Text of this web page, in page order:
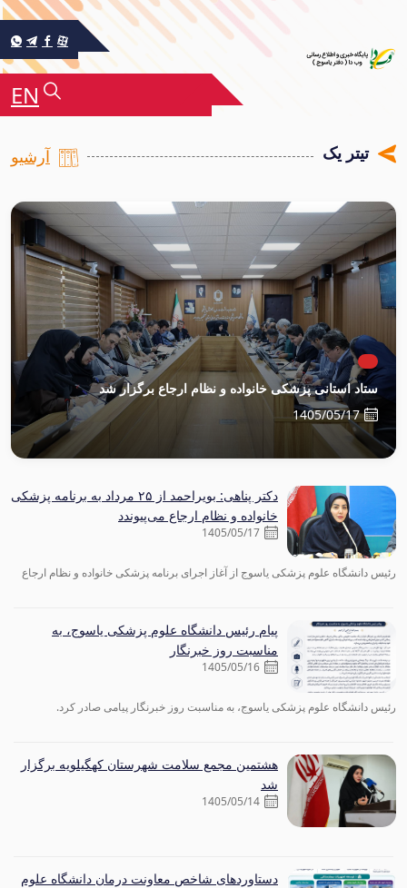
EN
تیتر یک آرشیو
ستاد استانی پزشکی خانواده و نظام ارجاع برگزار شد
1405/05/17
دکتر پناهی: بویراحمد از ۲۵ مرداد به برنامه پزشکی
خانواده و نظام ارجاع می‌پیوندد
1405/05/17
رئیس دانشگاه علوم پزشکی یاسوج از آغاز اجرای برنامه پزشکی خانواده و نظام ارجاع
خدمات و تسهیل دسترسی شهروندان به خدمات سلامت است.
پیام رئیس دانشگاه علوم پزشکی یاسوج، به
مناسبت روز خبرنگار
1405/05/16
رئیس دانشگاه علوم پزشکی یاسوج، به مناسبت روز خبرنگار پیامی صادر کرد.
هشتمین مجمع سلامت شهرستان کهگیلویه برگزار
شد
1405/05/14
دستاوردهای شاخص معاونت درمان دانشگاه علوم